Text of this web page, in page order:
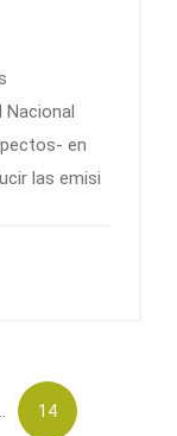
Nacional
en
las emisi
14